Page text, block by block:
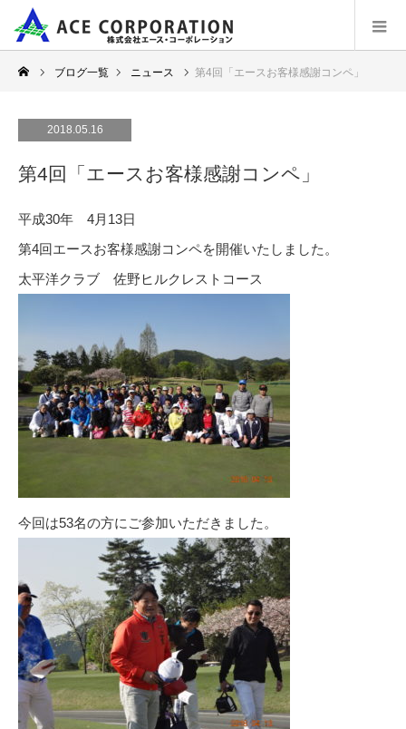
ブログ一覧 ニュース 第4回「エースお客様感謝コンペ」
2018.05.16
第4回「エースお客様感謝コンペ」
平成30年 4月13日
第4回エースお客様感謝コンペを開催いたしました。
太平洋クラブ 佐野ヒルクレストコース
今回は53名の方にご参加いただきました。